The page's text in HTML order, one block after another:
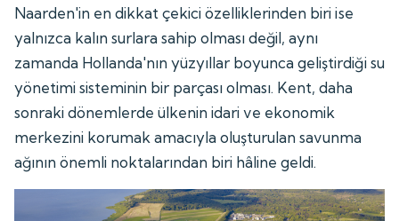
Naarden'in en dikkat çekici özelliklerinden biri ise
yalnızca kalın surlara sahip olması değil, aynı
zamanda Hollanda'nın yüzyıllar boyunca geliştirdiği su
yönetimi sisteminin bir parçası olması. Kent, daha
sonraki dönemlerde ülkenin idari ve ekonomik
merkezini korumak amacıyla oluşturulan savunma
ağının önemli noktalarından biri hâline geldi.